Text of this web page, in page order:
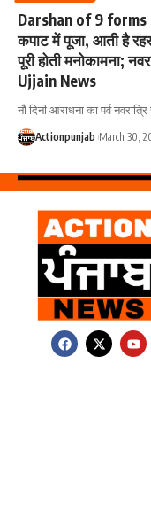
Darshan of 9
कपाट में पूजा, आती है
पूरी होती मनोकामना;
Ujjain News
नौ दिनी आराधना का पर्व
Actionpunjab March 30,